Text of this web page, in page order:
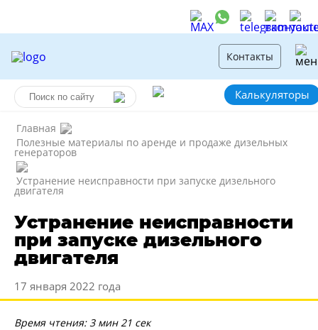
Контакты
Калькуляторы
Главная
Полезные материалы по аренде и продаже дизельных
генераторов
Устранение неисправности при запуске дизельного
двигателя
Устранение неисправности
при запуске дизельного
двигателя
17 января 2022 года
Время чтения: 3 мин 21 сек